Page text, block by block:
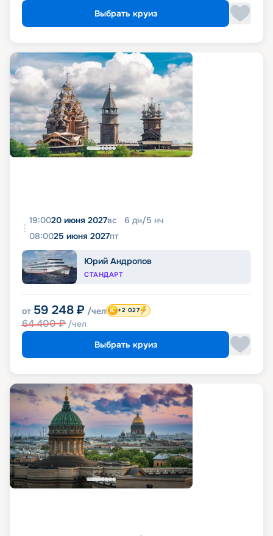
Выбрать круиз
19:0020 июня 2027вс 6 дн/5 нч
08:0025 июня 2027пт
Юрий Андропов
СТАНДАРТ
от 59 248 ₽ /чел
64 400₽ /чел
+2 027
Выбрать круиз